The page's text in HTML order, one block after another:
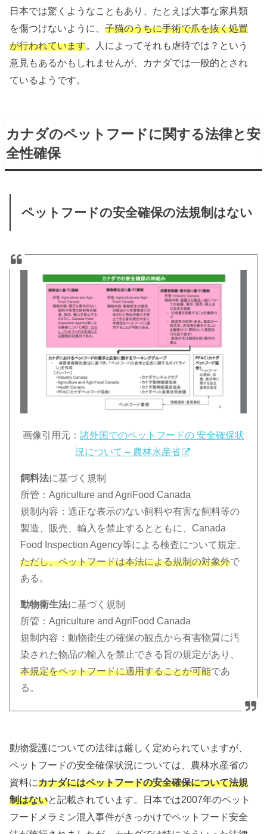
日本では驚くようなこともあり、たとえば大事な家具類
を傷つけないように、子猫のうちに手術で爪を抜く処置
が行われています。人によってそれも虐待では？という
意見もあるかもしれませんが、カナダでは一般的とされ
ているようです。
カナダのペットフードに関する法律と安
全性確保
ペットフードの安全確保の法規制はない
画像引用元： 諸外国でのペットフードの 安全確保状
況について – 農林水産省
飼料法に基づく規制
所管：Agriculture and AgriFood Canada
規制内容：適正な表示のない飼料や有害な飼料等の
製造、販売、輸入を禁止するとともに、Canada
Food Inspection Agency等による検査について規定。
ただし、ペットフードは本法による規制の対象外で
ある。
動物衛生法に基づく規制
所管：Agriculture and AgriFood Canada
規制内容：動物衛生の確保の観点から有害物質に汚
染された物品の輸入を禁止できる旨の規定があり、
本規定をペットフードに適用することが可能であ
る。
動物愛護についての法律は厳しく定められていますが、
ペットフードの安全確保状況については、農林水産省の
資料にカナダにはペットフードの安全確保について法規
制はないと記載されています。日本では2007年のペット
フードメラミン混入事件がきっかけでペットフード安全